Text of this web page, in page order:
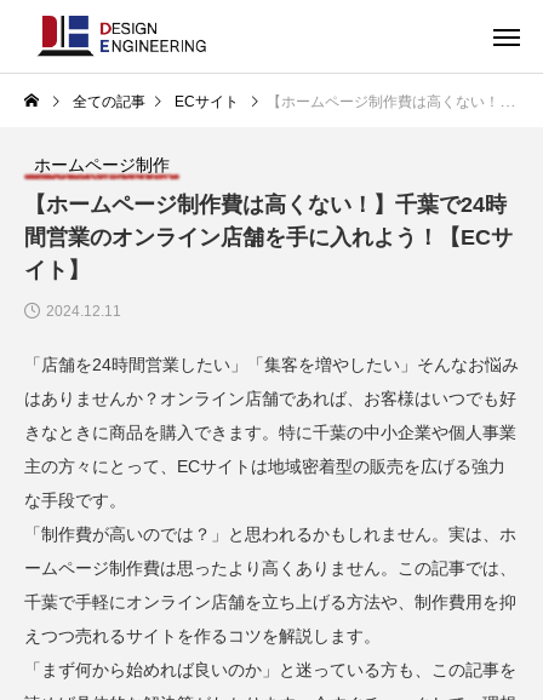
全ての記事 ECサイト 【ホームページ制作費は高くない！】千葉で24時間営業のオンライン店舗を手に入れよう！【ECサイト】
ホームページ制作
【ホームページ制作費は高くない！】千葉で24時
間営業のオンライン店舗を手に入れよう！【ECサ
イト】
2024.12.11
「店舗を24時間営業したい」「集客を増やしたい」そんなお悩み
はありませんか？オンライン店舗であれば、お客様はいつでも好
きなときに商品を購入できます。特に千葉の中小企業や個人事業
主の方々にとって、ECサイトは地域密着型の販売を広げる強力
な手段です。
「制作費が高いのでは？」と思われるかもしれません。実は、ホ
ームページ制作費は思ったより高くありません。この記事では、
千葉で手軽にオンライン店舗を立ち上げる方法や、制作費用を抑
えつつ売れるサイトを作るコツを解説します。
「まず何から始めれば良いのか」と迷っている方も、この記事を